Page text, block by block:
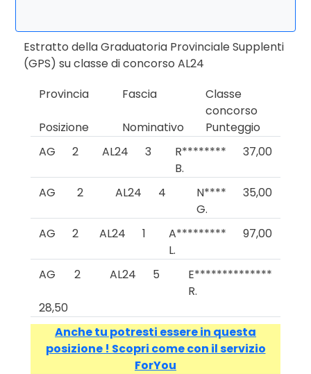
Estratto della Graduatoria Provinciale Supplenti
(GPS) su classe di concorso AL24
Provincia
Fascia
Classe
concorso
Posizione
Nominativo
Punteggio
AG
2 AL24 3
R********
B.
37,00
AG 2 AL24 4
N****
G.
35,00
AG 2 AL24 1
A*********
L.
97,00
AG 2 AL24 5
E**************
R.
28,50
Anche tu potresti essere in questa
posizione ! Scopri come con il servizio
ForYou